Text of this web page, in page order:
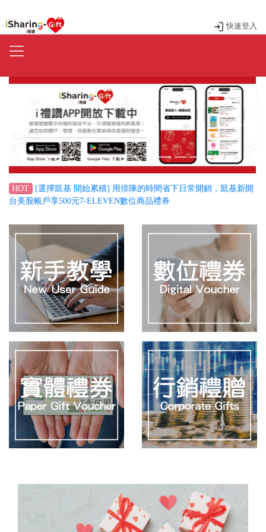
快速登入
Previous Next
HOT
[選擇凱基 開始累積] 用排隊的時間省下日常開銷，凱基新開
台美股帳戶享500元7-ELEVEN數位商品禮券